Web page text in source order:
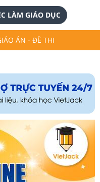
LÀM GIÁO DỤC
ÁN - ĐỀ THI